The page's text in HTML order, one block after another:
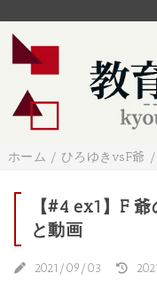
ホーム / ひろゆきvsF爺 /
【#4 ex1】F
と動画
2021/09/03